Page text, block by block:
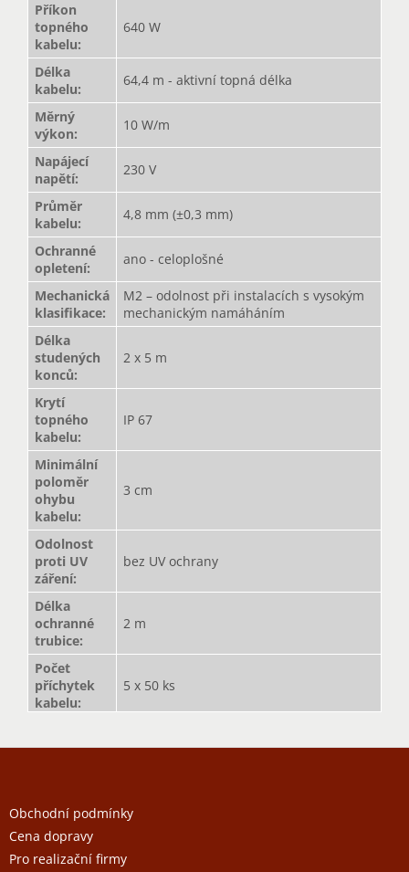
Příkon
topného
kabelu:
640 W
Délka
kabelu:
64,4 m - aktivní topná délka
Měrný
výkon:
10 W/m
Napájecí
napětí:
230 V
Průměr
kabelu:
4,8 mm (±0,3 mm)
Ochranné
opletení:
ano - celoplošné
Mechanická
klasifikace:
M2 – odolnost při instalacích s vysokým
mechanickým namáháním
Délka
studených
konců:
2 x 5 m
Krytí
topného
kabelu:
IP 67
Minimální
poloměr
ohybu
kabelu:
3 cm
Odolnost
proti UV
záření:
bez UV ochrany
Délka
ochranné
trubice:
2 m
Počet
příchytek
kabelu:
5 x 50 ks
Z
aObchodní podmínky
Cena dopravy
Pro realizační firmy